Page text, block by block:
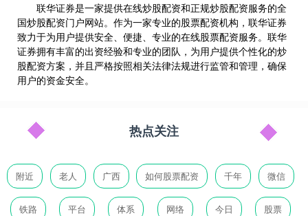
联华证券是一家提供在线炒股配资和正规炒股配资服务的全
国炒股配资门户网站。作为一家专业的股票配资机构，联华证券
致力于为用户提供安全、便捷、专业的在线股票配资服务。联华
证券拥有丰富的出资经验和专业的团队，为用户提供个性化的炒
股配资方案，并且严格按照相关法律法规进行监管和管理，确保
用户的资金安全。
热点关注
附近 老人 广西 如何股票配资 千年 微信
铁路 平台 体系 网络 今日 股票